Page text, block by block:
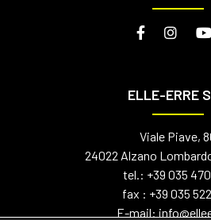
ELLE-ERRE
Viale Piave,
24022 Alzano
tel.: +39 035
fax : +39 035
E-mail: